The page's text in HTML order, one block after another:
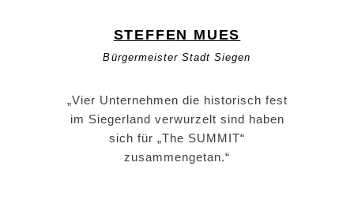
STEFFEN MUES
Bürgermeister Stadt Siegen
„Vier Unternehmen die historisch fest
im Siegerland verwurzelt sind haben
sich für „The SUMMIT“
zusammengetan.“